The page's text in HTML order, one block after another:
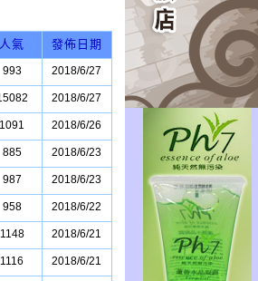
人氣 發佈日期
993 2018/6/27
2018/6/27
1091 2018/6/26
885 2018/6/23
987 2018/6/23
958 2018/6/22
1148 2018/6/21
1116 2018/6/21